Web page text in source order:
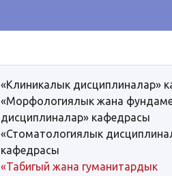
«Клиникалык дисциплиналар»
«Морфологиялык жана
дисциплиналар» кафедрасы
«Стоматологиялык
кафедрасы
«Табигый жана гуманитардык